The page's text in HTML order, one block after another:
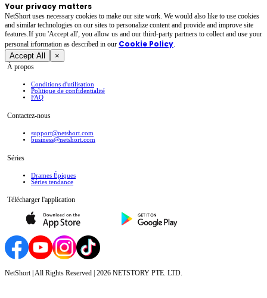
Your privacy matters
NetShort uses necessary cookies to make our site work. We would also like to use cookies
and similar technologies on our sites to personalize content and provide and improve site
features.If you 'Accept all', you allow us and our third-party partners to collect and use your
personal irformation as described in our Cookie Policy.
Accept All ×
À propos
Conditions d'utilisation
Politique de confidentialité
FAQ
Contactez-nous
support@netshort.com
business@netshort.com
Séries
Drames Épiques
Séries tendance
Télécharger l'application
NetShort | All Rights Reserved | 2026 NETSTORY PTE. LTD.